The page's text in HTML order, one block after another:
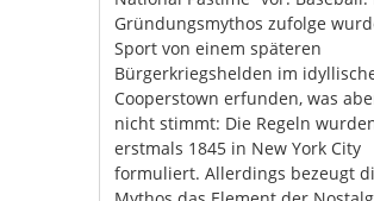
Gründungsmythos zufolge
Sport von einem späteren
Bürgerkriegshelden im
Cooperstown erfunden, was
nicht stimmt: Die Regeln
erstmals 1845 in New York City
formuliert. Allerdings bezeugt